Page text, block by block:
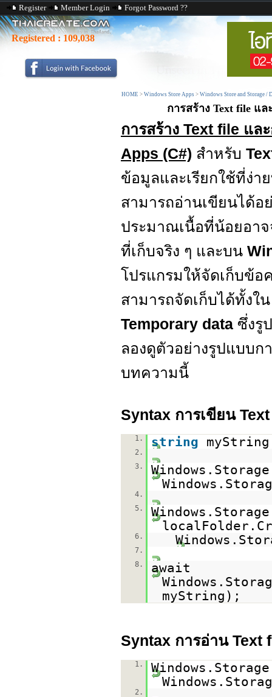
Register Member Login Forgot Password ??
Registered : 109,038
HOME > Windows Store Apps > Windows Store and Storage /
การสร้าง Text file แล
การสร้าง Text file แล
Apps (C#) สำหรับ
ข้อมูลและเรียกใช้ที่ง่
สามารถอ่านเขียนได้อ
ประมาณเนื้อที่น้อยอา
ที่เก็บจริง ๆ และบน
โปรแกรมให้จัดเก็บข้
สามารถจัดเก็บได้ทั้งใ
Temporary data ซึ่งรู
ลองดูตัวอย่างรูปแบบก
บทความนี้
Syntax การเขียน
1. string
2.
3.
4.
5.
6.
7.
8.
await
myString);
Syntax การอ่าน Text
1.
2.